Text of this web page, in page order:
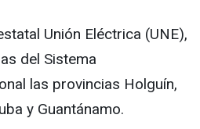
Unión Eléctrica (UNE),
del Sistema
las provincias Holguín,
y Guantánamo.